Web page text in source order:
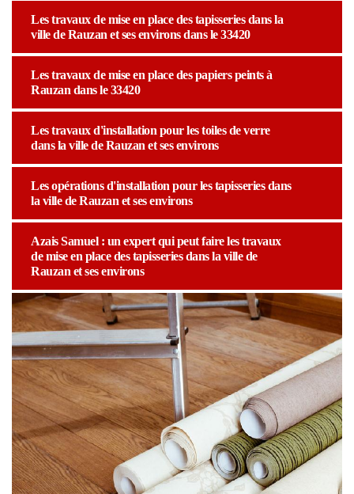
Les travaux de mise en place des tapisseries dans la
ville de Rauzan et ses environs dans le 33420
Les travaux de mise en place des papiers peints à
Rauzan dans le 33420
Les travaux d'installation pour les toiles de verre
dans la ville de Rauzan et ses environs
Les opérations d'installation pour les tapisseries dans
la ville de Rauzan et ses environs
Azais Samuel : un expert qui peut faire les travaux
de mise en place des tapisseries dans la ville de
Rauzan et ses environs